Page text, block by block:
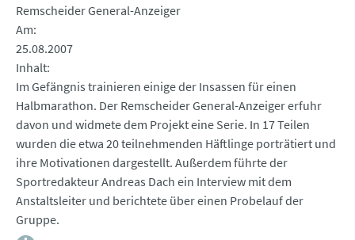
Remscheider General-Anzeiger
Am
25.08.2007
Inhalt
Im Gefängnis trainieren einige der Insassen für einen
Halbmarathon. Der Remscheider General-Anzeiger erfuhr
davon und widmete dem Projekt eine Serie. In 17 Teilen
wurden die etwa 20 teilnehmenden Häftlinge porträtiert und
ihre Motivationen dargestellt. Außerdem führte der
Sportredakteur Andreas Dach ein Interview mit dem
Anstaltsleiter und berichtete über einen Probelauf der
Gruppe.